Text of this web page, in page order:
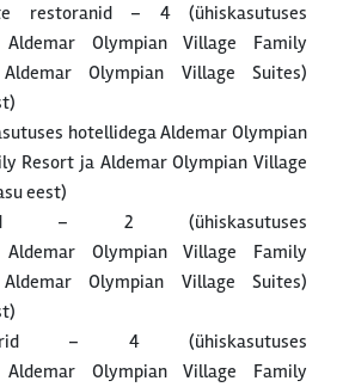
restoranid – 4 (ühiskasutuses
Aldemar Olympian Village Family
Olympian Village Suites)
hotellidega Aldemar Olympian
Resort ja Aldemar Olympian Village
eest)
– 2 (ühiskasutuses
Aldemar Olympian Village Family
Olympian Village Suites)
– 4 (ühiskasutuses
Aldemar Olympian Village Family